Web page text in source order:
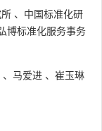
、 中国标准化研
博标准化服务事务
、 马爱进 、 崔玉琳